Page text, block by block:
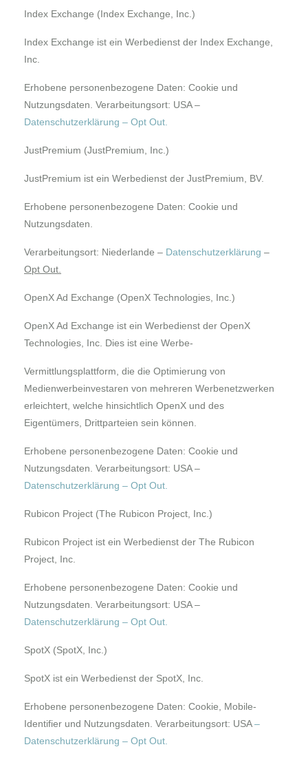
Index Exchange (Index Exchange, Inc.)
Index Exchange ist ein Werbedienst der Index Exchange,
Inc.
Erhobene personenbezogene Daten: Cookie und
Nutzungsdaten. Verarbeitungsort: USA –
Datenschutzerklärung – Opt Out
JustPremium (JustPremium, Inc.)
JustPremium ist ein Werbedienst der JustPremium, BV.
Erhobene personenbezogene Daten: Cookie und
Nutzungsdaten.
Verarbeitungsort: Niederlande – Datenschutzerklärung –
Opt Out.
OpenX Ad Exchange (OpenX Technologies, Inc.)
OpenX Ad Exchange ist ein Werbedienst der OpenX
Technologies, Inc. Dies ist eine Werbe-
Vermittlungsplattform, die die Optimierung von
Medienwerbeinvestaren von mehreren Werbenetzwerken
erleichtert, welche hinsichtlich OpenX und des
Eigentümers, Drittparteien sein können.
Erhobene personenbezogene Daten: Cookie und
Nutzungsdaten. Verarbeitungsort: USA –
Datenschutzerklärung – Opt Out
Rubicon Project (The Rubicon Project, Inc.)
Rubicon Project ist ein Werbedienst der The Rubicon
Project, Inc.
Erhobene personenbezogene Daten: Cookie und
Nutzungsdaten. Verarbeitungsort: USA –
Datenschutzerklärung – Opt Out
SpotX (SpotX, Inc.)
SpotX ist ein Werbedienst der SpotX, Inc.
Erhobene personenbezogene Daten: Cookie, Mobile-
Identifier und Nutzungsdaten. Verarbeitungsort: USA–
Datenschutzerklärung – Opt Out.